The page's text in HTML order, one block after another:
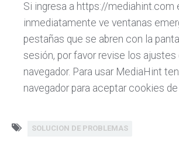
Si ingresa a https://mediahint.com
inmediatamente ve ventanas
pestañas que se abren con la
sesión, por favor revise los ajustes
navegador. Para usar MediaHint
navegador para aceptar cookies
SOLUCION DE PROBLEMAS